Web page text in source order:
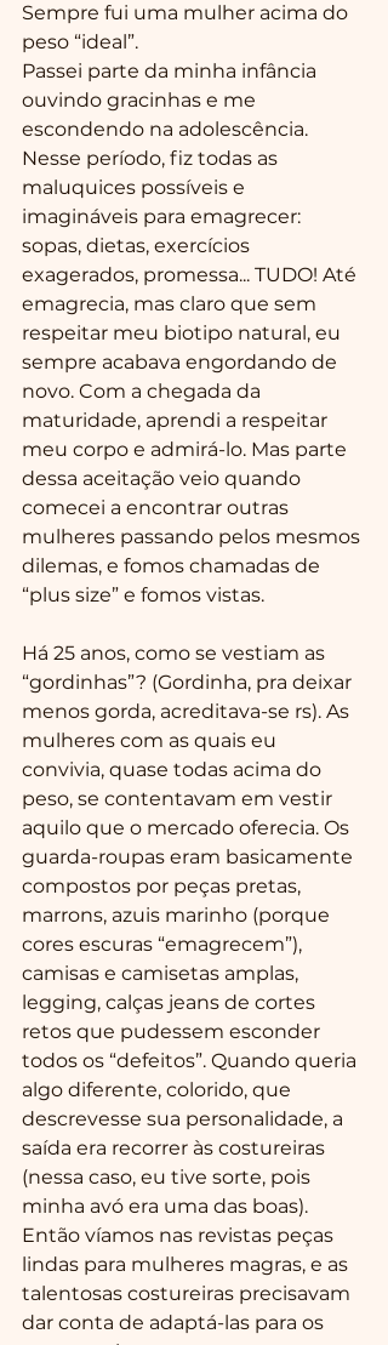
Sempre fui uma mulher acima do
peso “ideal”.
Passei parte da minha infância
ouvindo gracinhas e me
escondendo na adolescência.
Nesse período, fiz todas as
maluquices possíveis e
imagináveis para emagrecer:
sopas, dietas, exercícios
exagerados, promessa... TUDO! Até
emagrecia, mas claro que sem
respeitar meu biotipo natural, eu
sempre acabava engordando de
novo. Com a chegada da
maturidade, aprendi a respeitar
meu corpo e admirá-lo. Mas parte
dessa aceitação veio quando
comecei a encontrar outras
mulheres passando pelos mesmos
dilemas, e fomos chamadas de
“plus size” e fomos vistas.
Há 25 anos, como se vestiam as
“gordinhas”? (Gordinha, pra deixar
menos gorda, acreditava-se rs). As
mulheres com as quais eu
convivia, quase todas acima do
peso, se contentavam em vestir
aquilo que o mercado oferecia. Os
guarda-roupas eram basicamente
compostos por peças pretas,
marrons, azuis marinho (porque
cores escuras “emagrecem”),
camisas e camisetas amplas,
legging, calças jeans de cortes
retos que pudessem esconder
todos os “defeitos”. Quando queria
algo diferente, colorido, que
descrevesse sua personalidade, a
saída era recorrer às costureiras
(nessa caso, eu tive sorte, pois
minha avó era uma das boas).
Então víamos nas revistas peças
lindas para mulheres magras, e as
talentosas costureiras precisavam
dar conta de adaptá-las para os